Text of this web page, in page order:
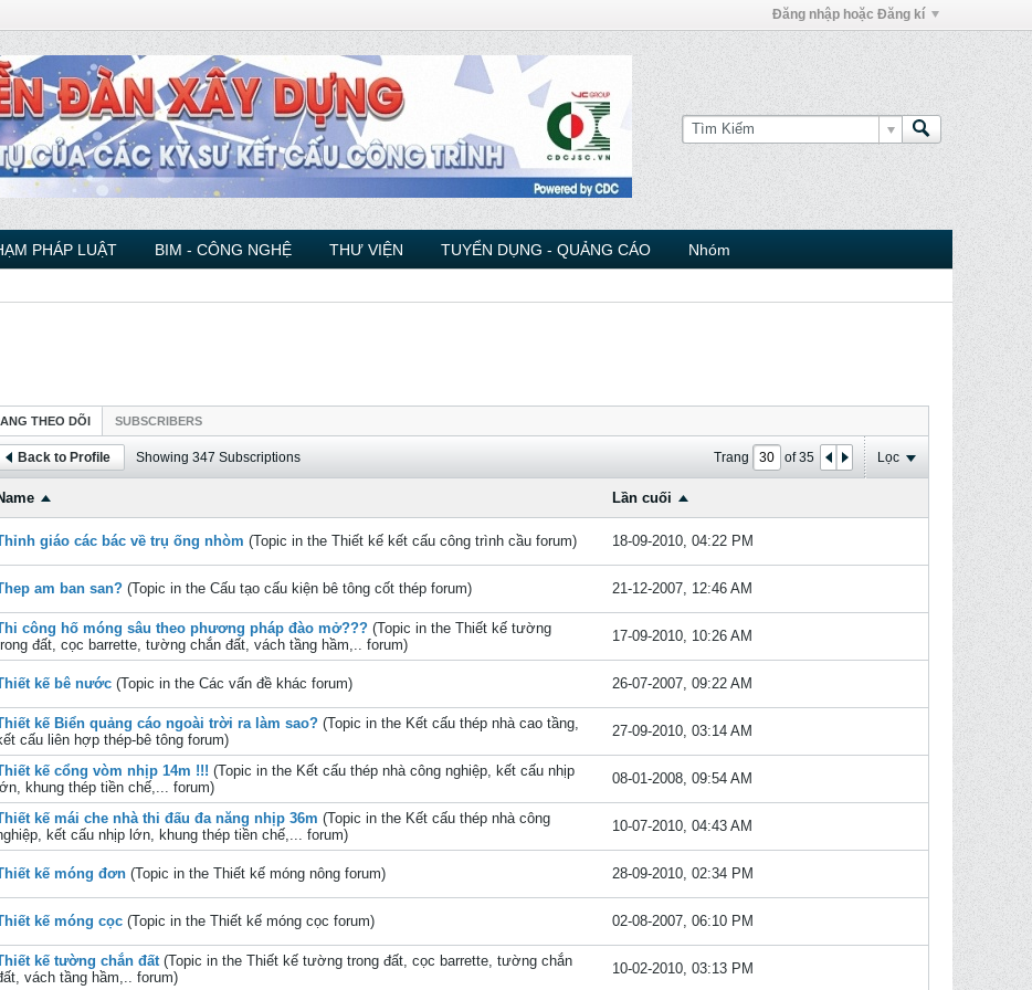
Đăng nhập hoặc Đăng kí
PHÁP LUẬT BIM - CÔNG NGHỆ THƯ VIỆN TUYỂN DỤNG - QUẢNG CÁO Nhóm
THEO DÕI SUBSCRIBERS
Back to Profile Showing 347 Subscriptions Trang of35 Lọc
Lần cuối
giáo các bác về trụ ống nhòm (Topic in the Thiết kế kết cấu công trình cầu forum) 18-09-2010, 04:22 PM
am ban san? (Topic in the Cấu tạo cấu kiện bê tông cốt thép forum) 21-12-2007, 12:46 AM
công hố móng sâu theo phương pháp đào mở??? (Topic in the Thiết kế tường
đất, cọc barrette, tường chắn đất, vách tầng hầm,.. forum)
17-09-2010, 10:26 AM
kế bê nước (Topic in the Các vấn đề khác forum) 26-07-2007, 09:22 AM
kế Biển quảng cáo ngoài trời ra làm sao? (Topic in the Kết cấu thép nhà cao tầng,
cấu liên hợp thép-bê tông forum)
27-09-2010, 03:14 AM
kế cổng vòm nhịp 14m !!! (Topic in the Kết cấu thép nhà công nghiệp, kết cấu nhịp
lớn, khung thép tiền chế,... forum)
08-01-2008, 09:54 AM
kế mái che nhà thi đấu đa năng nhịp 36m (Topic in the Kết cấu thép nhà công
kết cấu nhịp lớn, khung thép tiền chế,... forum)
10-07-2010, 04:43 AM
kế móng đơn (Topic in the Thiết kế móng nông forum) 28-09-2010, 02:34 PM
kế móng cọc (Topic in the Thiết kế móng cọc forum) 02-08-2007, 06:10 PM
kế tường chắn đất (Topic in the Thiết kế tường trong đất, cọc barrette, tường chắn
vách tầng hầm,.. forum)
10-02-2010, 03:13 PM